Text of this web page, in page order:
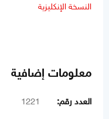
النسخة الإنكليزية
معلومات إضافية
العدد رقم: 1221